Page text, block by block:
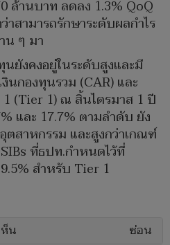
ล้านบาท ลดลง 1.3% QoQ
าสามารถรักษาระดับผลกำไร
น ๆ มา
ยังคงอยู่ในระดับสูงและมี
นกองทุนรวม (CAR) และ
(Tier 1) ณ สิ้นไตรมาส 1 ปี
และ 17.7% ตามลำดับ ยัง
สาหกรรม และสูงกว่าเกณฑ์
ที่ธปท.กำหนดไว้ที่
สำหรับ Tier 1
น ซ่อน